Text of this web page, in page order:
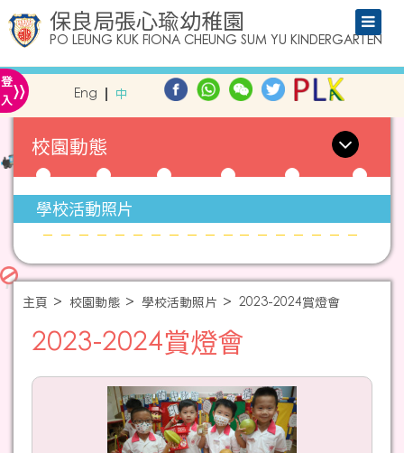
保良局張心瑜幼稚園
PO LEUNG KUK FIONA CHEUNG SUM YU KINDERGARTEN
登
入» Eng 中
校園動態
學校活動照片
主頁 校園動態 學校活動照片 2023-2024賞燈會
2023-2024賞燈會